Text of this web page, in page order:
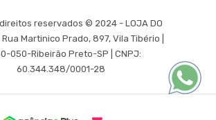
reservados © 2024 - LOJA DO
Rua Martinico Prado, 897, Vila Tibério |
050-Ribeirão Preto-SP | CNPJ:
60.344.348/0001-28